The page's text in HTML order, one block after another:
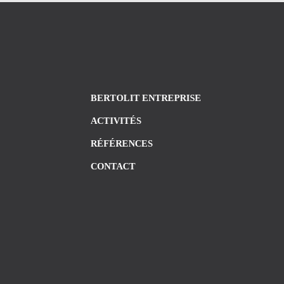
BERTOLIT ENTREPRISE
ACTIVITÉS
RÉFÉRENCES
CONTACT